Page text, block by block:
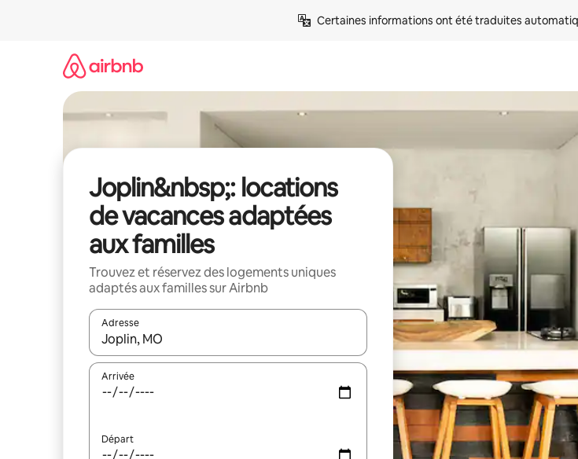
Certaines informations ont été traduites
Joplin&nbsp;: locations
de vacances adaptées
aux familles
Trouvez et réservez des logements uniques
adaptés aux familles sur Airbnb
Adresse
Lorsque les résultats s'affichent, utilisez les flèches vers le haut et vers le bas pour les
Arrivée
Départ